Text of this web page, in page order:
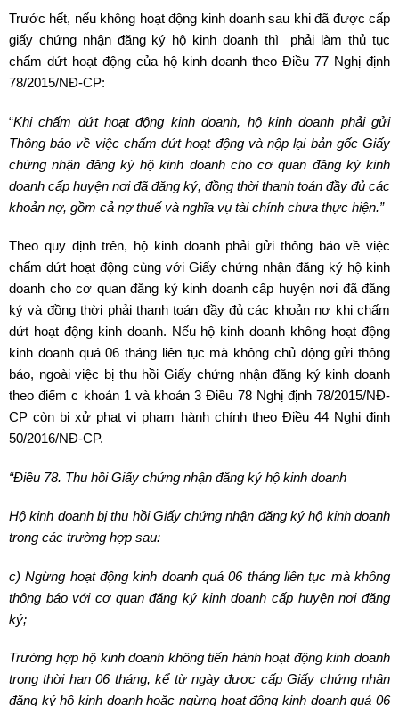
Trước hết, nếu không hoạt động kinh doanh sau khi đã được cấp
giấy chứng nhận đăng ký hộ kinh doanh thì phải làm thủ tục
chấm dứt hoạt động của hộ kinh doanh theo Điều 77 Nghị định
78/2015/NĐ-CP:
“Khi chấm dứt hoạt động kinh doanh, hộ kinh doanh phải gửi
Thông báo về việc chấm dứt hoạt động và nộp lại bản gốc Giấy
chứng nhận đăng ký hộ kinh doanh cho cơ quan đăng ký kinh
doanh cấp huyện nơi đã đăng ký, đồng thời thanh toán đầy đủ các
khoản nợ, gồm cả nợ thuế và nghĩa vụ tài chính chưa thực hiện.”
Theo quy định trên, hộ kinh doanh phải gửi thông báo về việc
chấm dứt hoạt động cùng với Giấy chứng nhận đăng ký hộ kinh
doanh cho cơ quan đăng ký kinh doanh cấp huyện nơi đã đăng
ký và đồng thời phải thanh toán đầy đủ các khoản nợ khi chấm
dứt hoạt động kinh doanh. Nếu hộ kinh doanh không hoạt động
kinh doanh quá 06 tháng liên tục mà không chủ động gửi thông
báo, ngoài việc bị thu hồi Giấy chứng nhận đăng ký kinh doanh
theo điểm c khoản 1 và khoản 3 Điều 78 Nghị định 78/2015/NĐ-
CP còn bị xử phạt vi phạm hành chính theo Điều 44 Nghị định
50/2016/NĐ-CP.
“Điều 78. Thu hồi Giấy chứng nhận đăng ký hộ kinh doanh
Hộ kinh doanh bị thu hồi Giấy chứng nhận đăng ký hộ kinh doanh
trong các trường hợp sau:
c) Ngừng hoạt động kinh doanh quá 06 tháng liên tục mà không
thông báo với cơ quan đăng ký kinh doanh cấp huyện nơi đăng
ký;
Trường hợp hộ kinh doanh không tiến hành hoạt động kinh doanh
trong thời hạn 06 tháng, kể từ ngày được cấp Giấy chứng nhận
đăng ký hộ kinh doanh hoặc ngừng hoạt động kinh doanh quá 06